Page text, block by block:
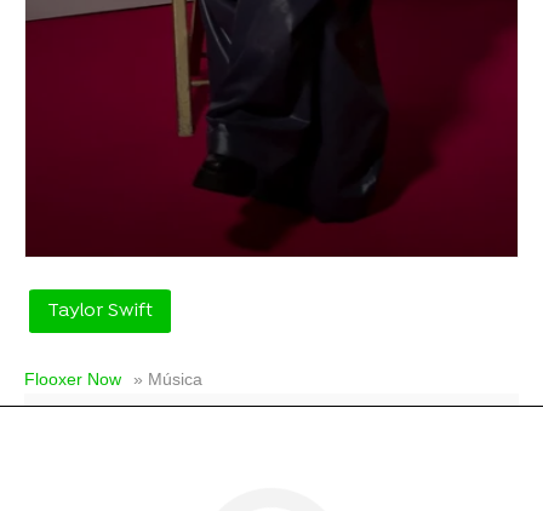
Taylor Swift
Flooxer Now » Música